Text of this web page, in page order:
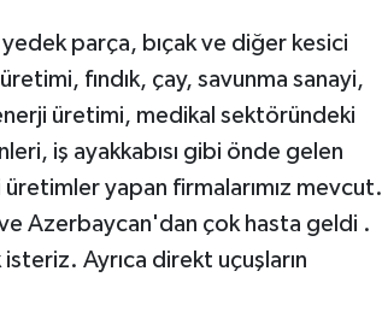
parça, bıçak ve diğer kesici
fındık, çay, savunma sanayi,
üretimi, medikal sektöründeki
iş ayakkabısı gibi önde gelen
üretimler yapan firmalarımız mevcut.
Azerbaycan'dan çok hasta geldi .
Ayrıca direkt uçuşların